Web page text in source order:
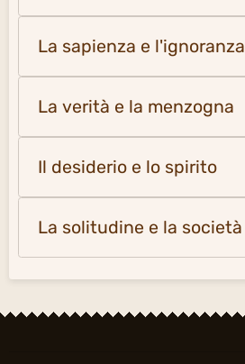
La sapienza e l'ignoranza
La verità e la menzogna
Il desiderio e lo spirito
La solitudine e la società